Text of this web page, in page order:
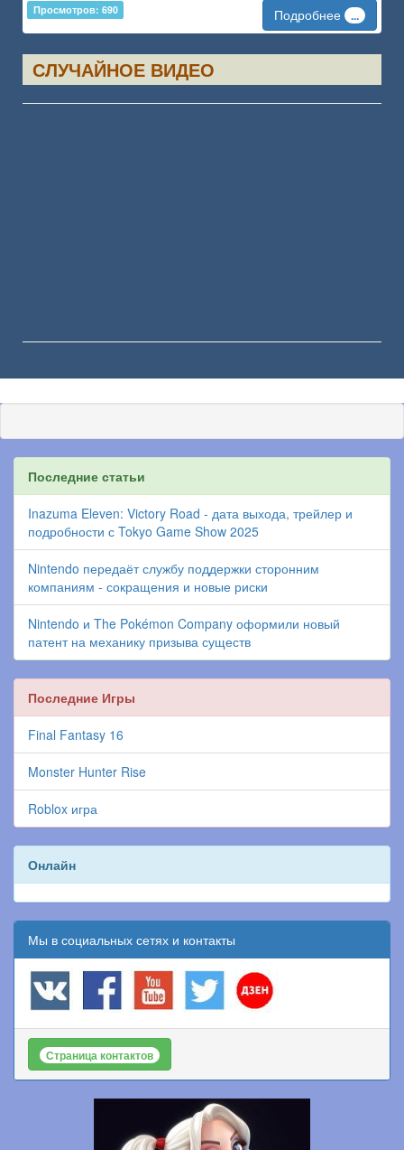
Просмотров: 690 Подробнее ...
СЛУЧАЙНОЕ ВИДЕО
Последние статьи
Inazuma Eleven: Victory Road - дата выхода, трейлер и
подробности с Tokyo Game Show 2025
Nintendo передаёт службу поддержки сторонним
компаниям - сокращения и новые риски
Nintendo и The Pokémon Company оформили новый
патент на механику призыва существ
Последние Игры
Final Fantasy 16
Monster Hunter Rise
Roblox игра
Онлайн
Мы в социальных сетях и контакты
Страница контактов